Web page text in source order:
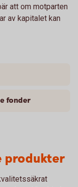
att om motparten
av kapitalet kan
fonder
produkter